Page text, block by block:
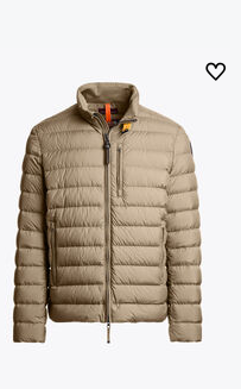
NEW ARRIVALS